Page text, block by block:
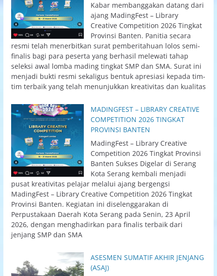
Kabar membanggakan datang dari
ajang MadingFest – Library
Creative Competition 2026 Tingkat
Provinsi Banten. Panitia secara
resmi telah menerbitkan surat pemberitahuan lolos semi-
finalis bagi para peserta yang berhasil melewati tahap
seleksi awal lomba mading tingkat SMP dan SMA. Surat ini
menjadi bukti resmi sekaligus bentuk apresiasi kepada tim-
tim terbaik yang telah menunjukkan kreativitas dan kualitas
MADINGFEST – LIBRARY CREATIVE
COMPETITION 2026 TINGKAT
PROVINSI BANTEN
MadingFest – Library Creative
Competition 2026 Tingkat Provinsi
Banten Sukses Digelar di Serang
Kota Serang kembali menjadi
pusat kreativitas pelajar melalui ajang bergengsi
MadingFest – Library Creative Competition 2026 Tingkat
Provinsi Banten. Kegiatan ini diselenggarakan di
Perpustakaan Daerah Kota Serang pada Senin, 23 April
2026, dengan menghadirkan para finalis terbaik dari
jenjang SMP dan SMA
ASESMEN SUMATIF AKHIR JENJANG
(ASAJ)